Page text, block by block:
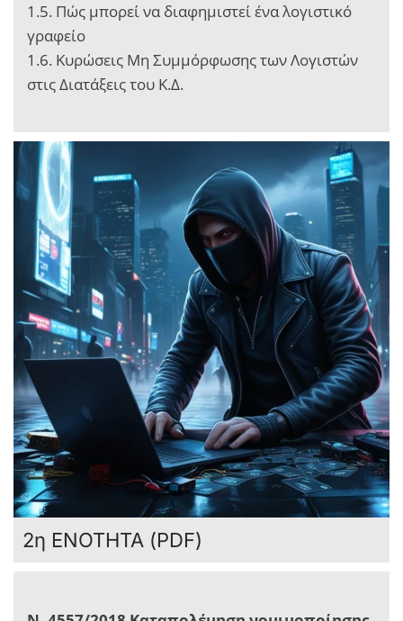
1.5. Πώς μπορεί να διαφημιστεί ένα λογιστικό
γραφείο
1.6. Κυρώσεις Μη Συμμόρφωσης των Λογιστών
στις Διατάξεις του Κ.Δ.
2η ΕΝΟΤΗΤΑ (PDF)